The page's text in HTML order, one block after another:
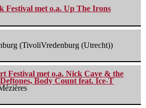
Festival met o.a. Up The Irons
(TivoliVredenburg (Utrecht))
Festival met o.a. Nick Cave & the
Body Count feat. Ice-T